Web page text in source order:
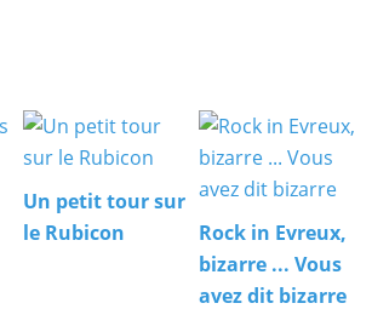
Un petit tour sur
le Rubicon
Rock in Evreux,
bizarre ... Vous
avez dit bizarre